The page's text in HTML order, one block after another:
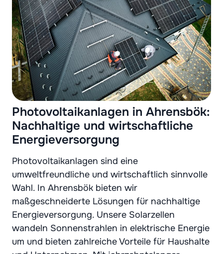
Photovoltaikanlagen in Ahrensbök:
Nachhaltige und wirtschaftliche
Energieversorgung
Photovoltaikanlagen sind eine
umweltfreundliche und wirtschaftlich sinnvolle
Wahl. In Ahrensbök bieten wir
maßgeschneiderte Lösungen für nachhaltige
Energieversorgung. Unsere Solarzellen
wandeln Sonnenstrahlen in elektrische Energie
um und bieten zahlreiche Vorteile für Haushalte